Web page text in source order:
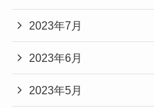
2023年7月
2023年6月
2023年5月